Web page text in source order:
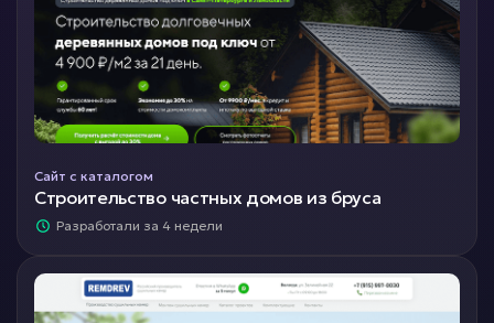
Сайт с каталогом
Строительство частных домов из бруса
Разработали за 4 недели